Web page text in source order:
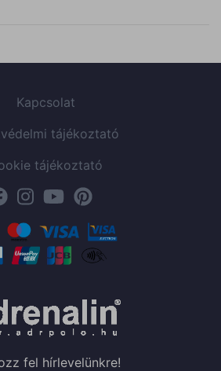
Kapcsolat
tájékoztató
tájékoztató
fel hírlevelünkre!